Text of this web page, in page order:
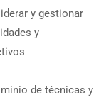
y gestionar
y
de técnicas y